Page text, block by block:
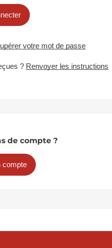
votre mot de passe
? Renvoyer les instructions
de compte ?
compte